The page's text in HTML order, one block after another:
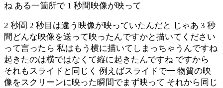
ね ある一箇所で 1 秒間映像が映って
2 秒間 2 秒目は違う映像が映っていたんだと じゃあ 3 秒
間どんな映像を送って映ったんですかと描いてください
って言ったら 私はもう横に描いてしまっちゃうんですね
起きたのは横ではなくて縦に起きたんですね ですから
それもスライドと同じく 例えばスライドで一 物質の映
像をスクリーンに映った瞬間でまず映って それから同じ